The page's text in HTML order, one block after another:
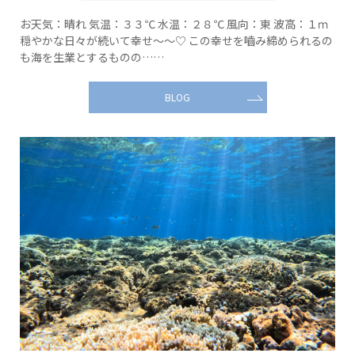
お天気：晴れ 気温：３３℃ 水温：２８℃ 風向：東 波高：１ｍ
穏やかな日々が続いて幸せ～～♡ この幸せを嚙み締められるの
も海を生業とするものの……
BLOG